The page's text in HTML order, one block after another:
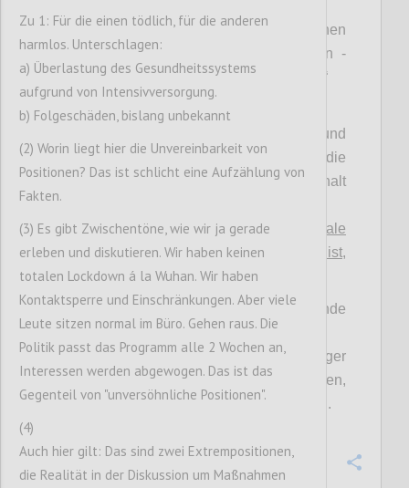
> „Fokussierung auf Schutz des einzelnen
Lebens führt zu immensen Folgeschäden -
auch und gerade an menschlichem Leben.“
(5) Antivirale Bekämpfungsmittel:
> „Wir wissen, wie spezifische Impfungen und
Medikamente zu entwickeln sind; die
klinische Validierung muss halt
durchgestanden werden.“ vs.
>"Es gibt ~100 unspezifische antivirale
„Hausmittel“, deren Wirkung zwar unsicher ist,
aber unbedingt in Betracht zu ziehen ist
Jede dieser Positionen hat ernstzunehmende
Argumente.
Jede Position hat bei einseitiger
Durchsetzung Risiken und Nebenwirkungen,
die für die Gegenseite nicht aushaltbar sind.
Zu 1: Für die einen tödlich, für die anderen
harmlos. Unterschlagen:
a) Überlastung des Gesundheitssystems
aufgrund von Intensivversorgung.
b) Folgeschäden, bislang unbekannt
(2) Worin liegt hier die Unvereinbarkeit von
Positionen? Das ist schlicht eine Aufzählung von
Fakten.
(3) Es gibt Zwischentöne, wie wir ja gerade
erleben und diskutieren. Wir haben keinen
totalen Lockdown á la Wuhan. Wir haben
Kontaktsperre und Einschränkungen. Aber viele
Leute sitzen normal im Büro. Gehen raus. Die
Politik passt das Programm alle 2 Wochen an,
Interessen werden abgewogen. Das ist das
Gegenteil von "unversöhnliche Positionen".
(4)
Auch hier gilt: Das sind zwei Extrempositionen,
die Realität in der Diskussion um Maßnahmen